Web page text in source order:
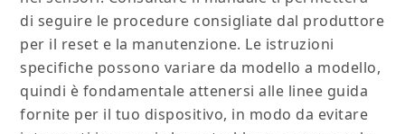
di seguire le procedure consigliate dal produttore
per il reset e la manutenzione. Le istruzioni
specifiche possono variare da modello a modello,
quindi è fondamentale attenersi alle linee guida
fornite per il tuo dispositivo, in modo da evitare